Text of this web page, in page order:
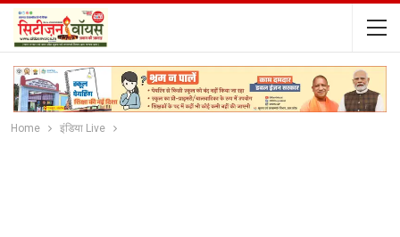
Home इंडिया Live